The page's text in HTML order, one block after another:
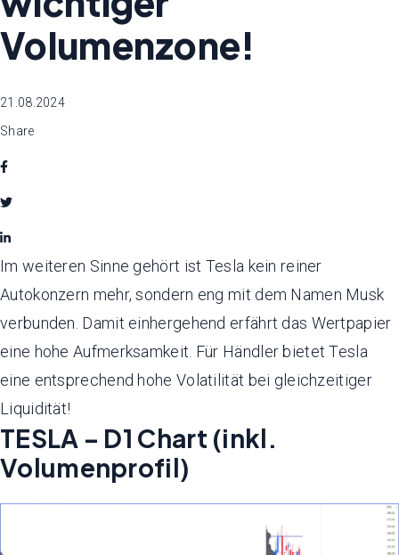
Volumenzone!
21.08.2024
Share
Im weiteren Sinne gehört ist Tesla kein reiner
Autokonzern mehr, sondern eng mit dem Namen Musk
verbunden. Damit einhergehend erfährt das Wertpapier
eine hohe Aufmerksamkeit. Für Händler bietet Tesla
eine entsprechend hohe Volatilität bei gleichzeitiger
Liquidität!
TESLA – D1 Chart (inkl.
Volumenprofil)